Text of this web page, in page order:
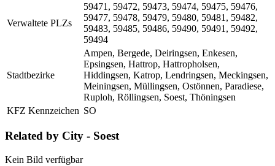
Verwaltete PLZs
59471, 59472, 59473, 59474, 59475, 59476,
59477, 59478, 59479, 59480, 59481, 59482,
59483, 59485, 59486, 59490, 59491, 59492,
59494
Stadtbezirke
Ampen, Bergede, Deiringsen, Enkesen,
Epsingsen, Hattrop, Hattropholsen,
Hiddingsen, Katrop, Lendringsen, Meckingsen,
Meiningsen, Müllingsen, Ostönnen, Paradiese,
Ruploh, Röllingsen, Soest, Thöningsen
KFZ Kennzeichen SO
Related by City - Soest
Kein Bild verfügbar